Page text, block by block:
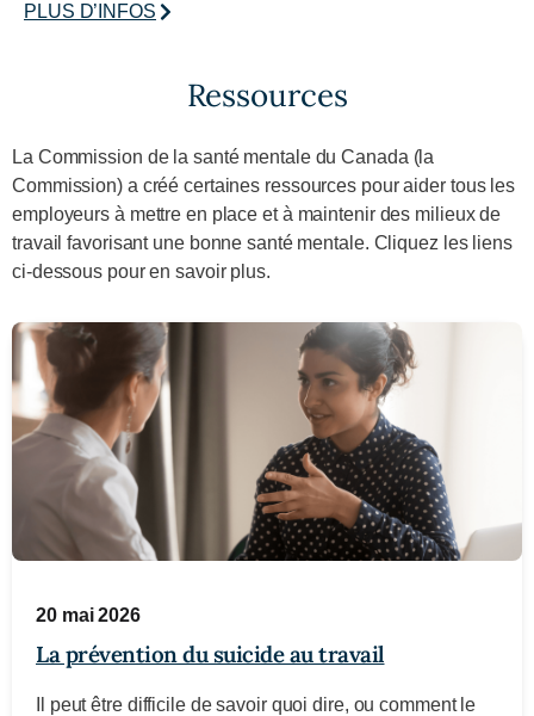
PLUS D’INFOS
Ressources
La Commission de la santé mentale du Canada (la
Commission) a créé certaines ressources pour aider tous les
employeurs à mettre en place et à maintenir des milieux de
travail favorisant une bonne santé mentale. Cliquez les liens
ci‑dessous pour en savoir plus.
20 mai 2026
La prévention du suicide au travail
Il peut être difficile de savoir quoi dire, ou comment le